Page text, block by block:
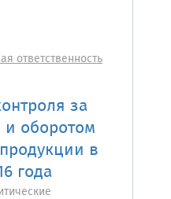
ответственность
за
и оборотом
в
года